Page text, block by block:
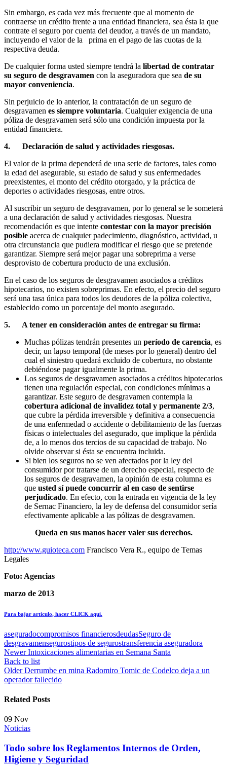
Sin embargo, es cada vez más frecuente que al momento de
contraerse un crédito frente a una entidad financiera, sea ésta la que
contrate el seguro por cuenta del deudor, a través de un mandato,
incluyendo el valor de la prima en el pago de las cuotas de la
respectiva deuda.
De cualquier forma usted siempre tendrá la libertad de contratar
su seguro de desgravamen con la aseguradora que sea de su
mayor conveniencia.
Sin perjuicio de lo anterior, la contratación de un seguro de
desgravamen es siempre voluntaria. Cualquier exigencia de una
póliza de desgravamen será sólo una condición impuesta por la
entidad financiera.
4. Declaración de salud y actividades riesgosas.
El valor de la prima dependerá de una serie de factores, tales como
la edad del asegurable, su estado de salud y sus enfermedades
preexistentes, el monto del crédito otorgado, y la práctica de
deportes o actividades riesgosas, entre otros.
Al suscribir un seguro de desgravamen, por lo general se le someterá
a una declaración de salud y actividades riesgosas. Nuestra
recomendación es que intente contestar con la mayor precisión
posible acerca de cualquier padecimiento, diagnóstico, actividad, u
otra circunstancia que pudiera modificar el riesgo que se pretende
garantizar. Siempre será mejor pagar una sobreprima a verse
desprovisto de cobertura producto de una exclusión.
En el caso de los seguros de desgravamen asociados a créditos
hipotecarios, no existen sobreprimas. En efecto, el precio del seguro
será una tasa única para todos los deudores de la póliza colectiva,
establecido como un porcentaje del monto asegurado.
5. A tener en consideración antes de entregar su firma:
Muchas pólizas tendrán presentes un período de carencia, es
decir, un lapso temporal (de meses por lo general) dentro del
cual el siniestro quedará excluido de cobertura, no obstante
debiéndose pagar igualmente la prima.
Los seguros de desgravamen asociados a créditos hipotecarios
tienen una regulación especial, con condiciones mínimas a
garantizar. Este seguro de desgravamen contempla la
cobertura adicional de invalidez total y permanente 2/3,
que cubre la pérdida irreversible y definitiva a consecuencia
de una enfermedad o accidente o debilitamiento de las fuerzas
físicas o intelectuales del asegurado, que implique la pérdida
de, a lo menos dos tercios de su capacidad de trabajo. No
olvide observar si ésta se encuentra incluida.
Si bien los seguros no se ven afectados por la ley del
consumidor por tratarse de un derecho especial, respecto de
los seguros de desgravamen, la opinión de esta columna es
que usted sí puede concurrir al en caso de sentirse
perjudicado. En efecto, con la entrada en vigencia de la ley
de Sernac Financiero, la ley de defensa del consumidor sería
efectivamente aplicable a las pólizas de desgravamen.
Queda en sus manos hacer valer sus derechos.
http://www.guioteca.com Francisco Vera R., equipo de Temas
Legales
Foto: Agencias
marzo de 2013
Para bajar artículo, hacer CLICK aquí.
aseguradocompromisos financierosdeudasSeguro de
desgravamensegurostipos de segurostransferencia aseguradora
Newer Intoxicaciones alimentarias en Semana Santa
Back to list
Older Derrumbe en mina Radomiro Tomic de Codelco deja a un
operador fallecido
Related Posts
09 Nov
Noticias
Todo sobre los Reglamentos Internos de Orden,
Higiene y Seguridad